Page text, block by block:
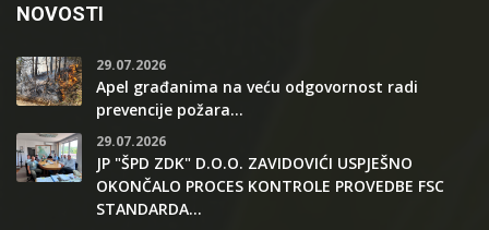
NOVOSTI
29.07.2026
Apel građanima na veću odgovornost radi
prevencije požara...
29.07.2026
JP "ŠPD ZDK" D.O.O. ZAVIDOVIĆI USPJEŠNO
OKONČALO PROCES KONTROLE PROVEDBE FSC
STANDARDA...